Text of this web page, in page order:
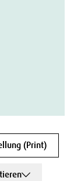
(Print)